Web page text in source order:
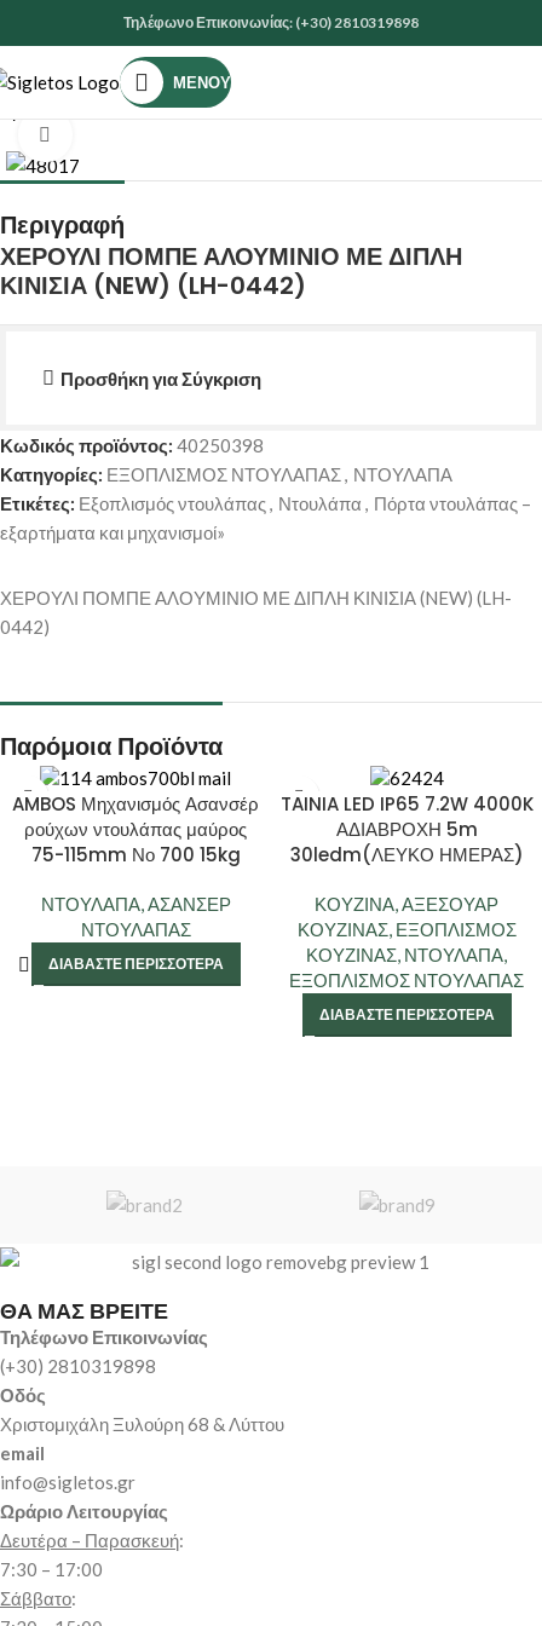
Τηλέφωνο Επικοινωνίας: (+30) 2810319898
ΜΕΝΟΎ
ΝΤΟΥΛΑΠΑ
Περιγραφή
ΧΕΡΟΥΛΙ ΠΟΜΠΕ ΑΛΟΥΜΙΝΙΟ ΜΕ ΔΙΠΛΗ
ΚΙΝΙΣΙΑ (NEW) (LH-0442)
Προσθήκη για Σύγκριση
Κωδικός προϊόντος: 40250398
Κατηγορίες: ΕΞΟΠΛΙΣΜΟΣ ΝΤΟΥΛΑΠΑΣ, ΝΤΟΥΛΑΠΑ
Ετικέτες: Εξοπλισμός ντουλάπας, Ντουλάπα , Πόρτα ντουλάπας –
εξαρτήματα και μηχανισμοί»
ΧΕΡΟΥΛΙ ΠΟΜΠΕ ΑΛΟΥΜΙΝΙΟ ΜΕ ΔΙΠΛΗ ΚΙΝΙΣΙΑ (NEW) (LH-
0442)
Παρόμοια Προϊόντα
AMBOS Μηχανισμός Ασανσέρ
ρούχων ντουλάπας μαύρος
75-115mm Νο 700 15kg
ΝΤΟΥΛΑΠΑ,ΑΣΑΝΣΕΡ
ΝΤΟΥΛΑΠΑΣ
ΔΙΑΒΆΣΤΕ ΠΕΡΙΣΣΌΤΕΡΑ
TAINIA LED IP65 7.2W 4000K
ΑΔΙΑΒΡΟΧΗ 5m
30ledm(ΛΕΥΚΟ ΗΜΕΡΑΣ)
ΚΟΥΖΙΝΑ,ΑΞΕΣΟΥΑΡ
ΚΟΥΖΙΝΑΣ, ΕΞΟΠΛΙΣΜΟΣ
ΚΟΥΖΙΝΑΣ, ΝΤΟΥΛΑΠΑ,
ΕΞΟΠΛΙΣΜΟΣ ΝΤΟΥΛΑΠΑΣ
ΔΙΑΒΆΣΤΕ ΠΕΡΙΣΣΌΤΕΡΑ
ΘΑ ΜΑΣ ΒΡΕΙΤΕ
Τηλέφωνο Επικοινωνίας
(+30) 2810319898
Οδός
Χριστομιχάλη Ξυλούρη 68 & Λύττου
email
info@sigletos.gr
Ωράριο Λειτουργίας
Δευτέρα – Παρασκευή:
7:30 – 17:00
Σάββατο: